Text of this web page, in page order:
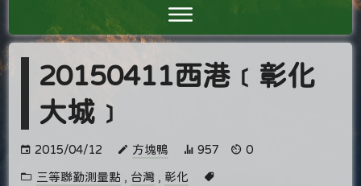
20150411西港﹝彰化
大城﹞
2015/04/12 方塊鴨 957 0
三等聯勤測量點 , 台灣 , 彰化